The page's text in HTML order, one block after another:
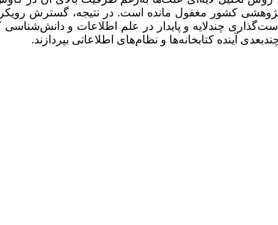
کشور مغفول مانده است. در نتیجه، گسترش
چندلایه و پایدار در علم اطلاعات و
آینده کتابخانه‌ها و نظام‌های اطلاعاتی بپردازند.